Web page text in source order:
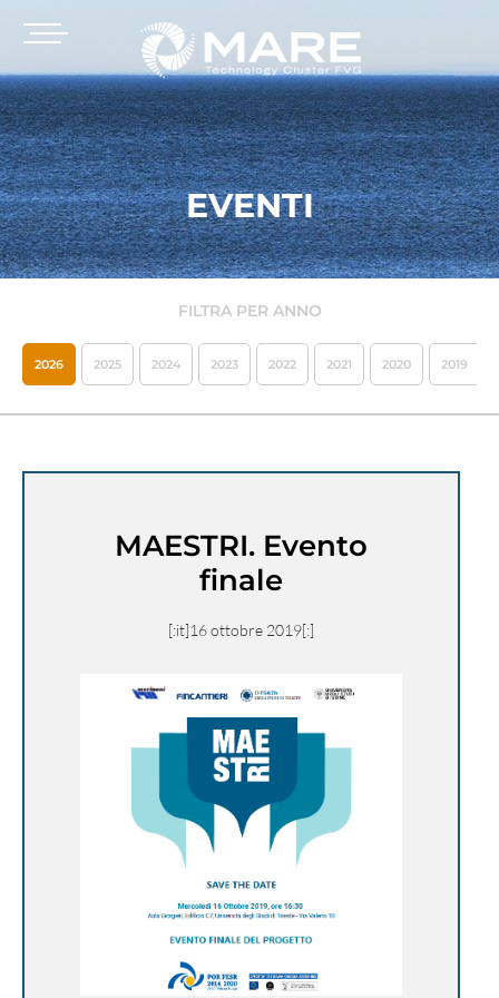
EVENTI
FILTRA PER ANNO
2026 2025 2024 2023 2022 2021 2020 2019
MAESTRI. Evento
finale
[:it]16 ottobre 2019[:]